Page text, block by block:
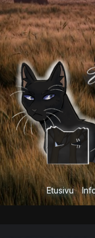
Siirry
sisältöön
Etusivu